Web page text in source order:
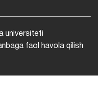
universiteti
faol havola qilish